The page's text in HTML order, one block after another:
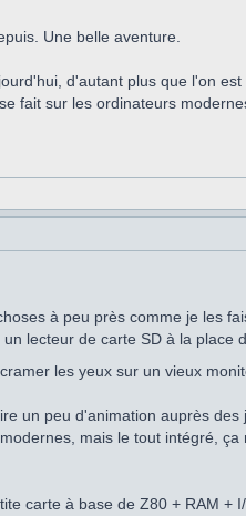
Une belle aventure.
d'autant plus que l'on
fait sur les ordinateurs
à peu près comme je les
lecteur de carte SD à la place
les yeux sur un vieux
un peu d'animation auprès
mais le tout intégré,
carte à base de Z80 + RAM +